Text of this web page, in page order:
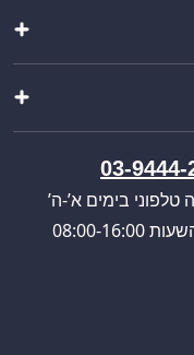
03-9444-
טלפוני בימים א’-ה’
08:00-16:00